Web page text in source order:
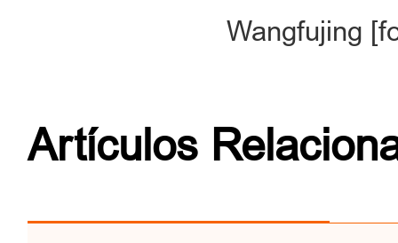
Wangfujing
Artículos